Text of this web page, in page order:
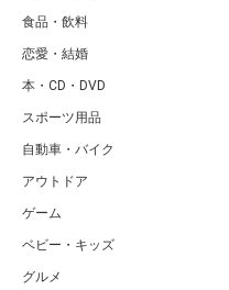
食品・飲料
恋愛・結婚
本・CD・DVD
スポーツ用品
自動車・バイク
アウトドア
ゲーム
ベビー・キッズ
グルメ